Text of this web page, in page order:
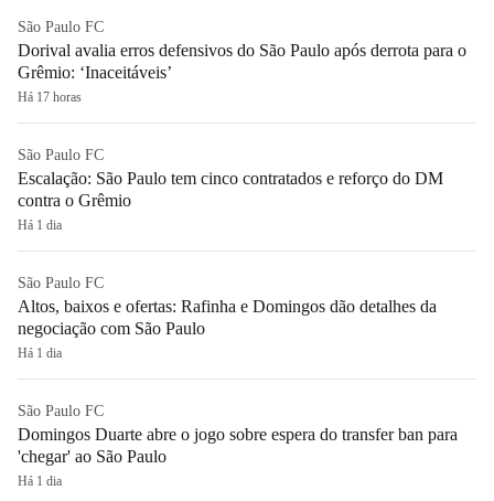
São Paulo FC
Dorival avalia erros defensivos do São Paulo após derrota para o
Grêmio: ‘Inaceitáveis’
Há 17 horas
São Paulo FC
Escalação: São Paulo tem cinco contratados e reforço do DM
contra o Grêmio
Há 1 dia
São Paulo FC
Altos, baixos e ofertas: Rafinha e Domingos dão detalhes da
negociação com São Paulo
Há 1 dia
São Paulo FC
Domingos Duarte abre o jogo sobre espera do transfer ban para
'chegar' ao São Paulo
Há 1 dia